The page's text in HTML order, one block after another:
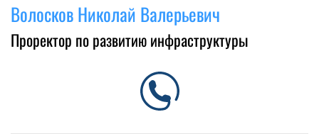
Волосков Николай Валерьевич
Проректор по развитию инфраструктуры